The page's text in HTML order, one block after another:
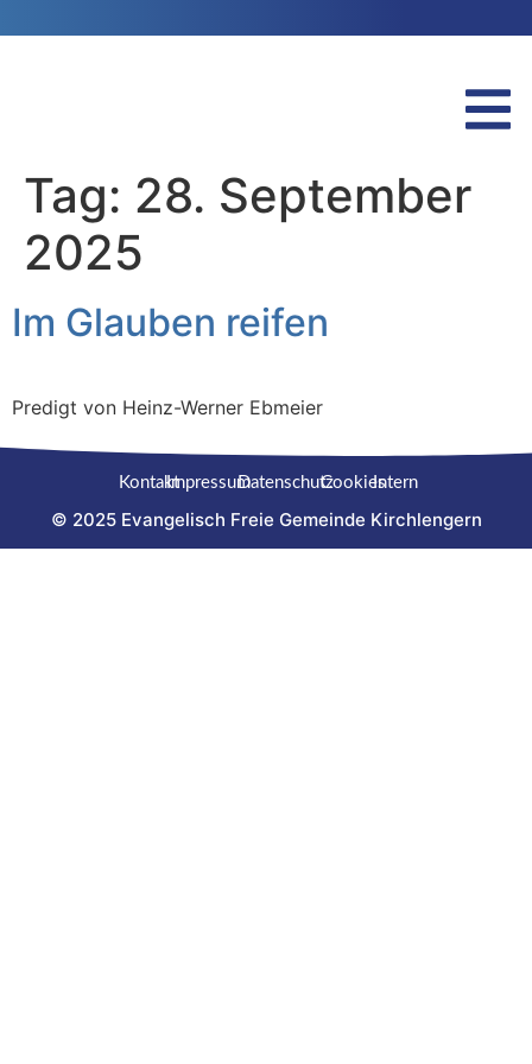
Tag: 28. September
2025
Im Glauben reifen
Predigt von Heinz-Werner Ebmeier
KontaktImpressumDatenschutzCookiesIntern
© 2025 Evangelisch Freie Gemeinde Kirchlengern